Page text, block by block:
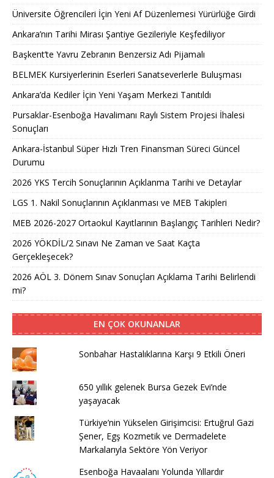
Üniversite Öğrencileri İçin Yeni Af Düzenlemesi Yürürlüğe Girdi
Ankara’nın Tarihi Mirası Şantiye Gezileriyle Keşfediliyor
Başkent’te Yavru Zebranın Benzersiz Adı Pijamalı
BELMEK Kursiyerlerinin Eserleri Sanatseverlerle Buluşması
Ankara’da Kediler İçin Yeni Yaşam Merkezi Tanıtıldı
Pursaklar-Esenboğa Havalimanı Raylı Sistem Projesi İhalesi
Sonuçları
Ankara-İstanbul Süper Hızlı Tren Finansman Süreci Güncel
Durumu
2026 YKS Tercih Sonuçlarının Açıklanma Tarihi ve Detaylar
LGS 1. Nakil Sonuçlarının Açıklanması ve MEB Takipleri
MEB 2026-2027 Ortaokul Kayıtlarının Başlangıç Tarihleri Nedir?
2026 YÖKDİL/2 Sınavı Ne Zaman ve Saat Kaçta
Gerçekleşecek?
2026 AÖL 3. Dönem Sınav Sonuçları Açıklama Tarihi Belirlendi
mi?
EN ÇOK OKUNANLAR
Sonbahar Hastalıklarına Karşı 9 Etkili Öneri
650 yıllık gelenek Bursa Gezek Evi’nde
yaşayacak
Türkiye’nin Yükselen Girişimcisi: Ertuğrul Gazi
Şener, Egş Kozmetik ve Dermadelete
Markalarıyla Sektöre Yön Veriyor
Esenboğa Havaalanı Yolunda Yıllardır